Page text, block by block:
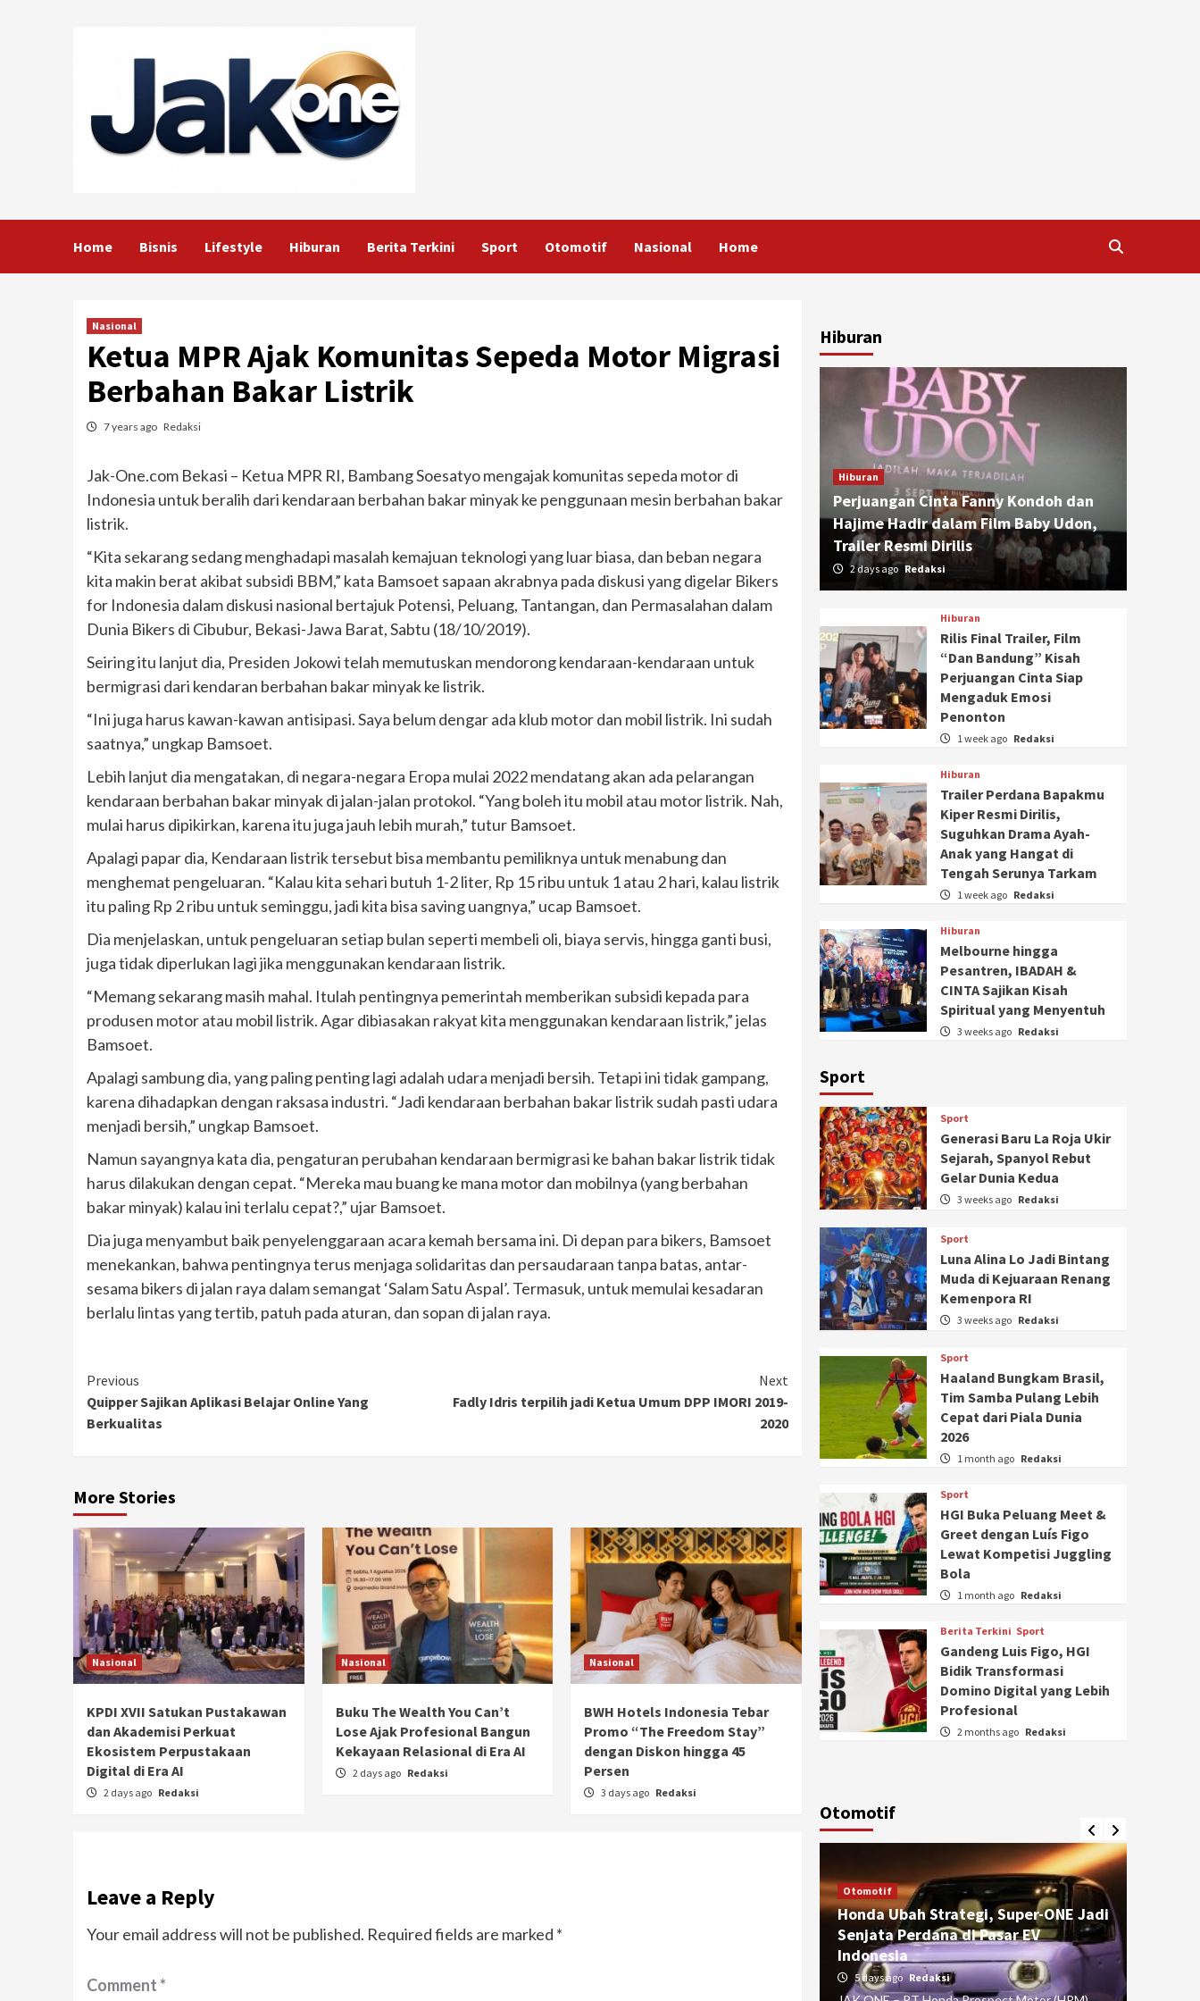
Home Bisnis Lifestyle Hiburan Berita Terkini Sport Otomotif Nasional Home
Nasional
Ketua MPR Ajak Komunitas Sepeda Motor Migrasi
Berbahan Bakar Listrik
7 years ago Redaksi
Jak-One.com Bekasi – Ketua MPR RI, Bambang Soesatyo mengajak komunitas sepeda motor di
Indonesia untuk beralih dari kendaraan berbahan bakar minyak ke penggunaan mesin berbahan bakar
listrik.
“Kita sekarang sedang menghadapi masalah kemajuan teknologi yang luar biasa, dan beban negara
kita makin berat akibat subsidi BBM,” kata Bamsoet sapaan akrabnya pada diskusi yang digelar Bikers
for Indonesia dalam diskusi nasional bertajuk Potensi, Peluang, Tantangan, dan Permasalahan dalam
Dunia Bikers di Cibubur, Bekasi-Jawa Barat, Sabtu (18/10/2019).
Seiring itu lanjut dia, Presiden Jokowi telah memutuskan mendorong kendaraan-kendaraan untuk
bermigrasi dari kendaran berbahan bakar minyak ke listrik.
“Ini juga harus kawan-kawan antisipasi. Saya belum dengar ada klub motor dan mobil listrik. Ini sudah
saatnya,” ungkap Bamsoet.
Lebih lanjut dia mengatakan, di negara-negara Eropa mulai 2022 mendatang akan ada pelarangan
kendaraan berbahan bakar minyak di jalan-jalan protokol. “Yang boleh itu mobil atau motor listrik. Nah,
mulai harus dipikirkan, karena itu juga jauh lebih murah,” tutur Bamsoet.
Apalagi papar dia, Kendaraan listrik tersebut bisa membantu pemiliknya untuk menabung dan
menghemat pengeluaran. “Kalau kita sehari butuh 1-2 liter, Rp 15 ribu untuk 1 atau 2 hari, kalau listrik
itu paling Rp 2 ribu untuk seminggu, jadi kita bisa saving uangnya,” ucap Bamsoet.
Dia menjelaskan, untuk pengeluaran setiap bulan seperti membeli oli, biaya servis, hingga ganti busi,
juga tidak diperlukan lagi jika menggunakan kendaraan listrik.
“Memang sekarang masih mahal. Itulah pentingnya pemerintah memberikan subsidi ‎kepada para
produsen motor atau mobil listrik. Agar dibiasakan rakyat kita menggunakan kendaraan listrik,” jelas
Bamsoet.
Apalagi sambung dia, yang paling penting lagi adalah udara menjadi bersih. Tetapi ini tidak gampang,
karena dihadapkan dengan raksasa industri. “Jadi kendaraan berbahan bakar listrik sudah pasti udara
menjadi bersih,” ungkap Bamsoet.
Namun sayangnya kata dia, pengaturan perubahan kendaraan bermigrasi ke bahan bakar listrik tidak
harus dilakukan dengan cepat. “Mereka mau buang ke mana motor dan mobilnya (yang berbahan
bakar minyak) kalau ini terlalu cepat?,” ujar Bamsoet.
Dia juga menyambut baik penyelenggaraan acara kemah bersama ini. Di depan para bikers, Bamsoet
menekankan, bahwa pentingnya terus menjaga solidaritas dan persaudaraan tanpa batas, antar-
sesama bikers di jalan raya dalam semangat ‘Salam Satu Aspal’. Termasuk, untuk memulai kesadaran
berlalu lintas yang tertib, patuh pada aturan, dan sopan di jalan raya.
Continue
Reading
Previous
Quipper Sajikan Aplikasi Belajar Online Yang
Berkualitas
Next
Fadly Idris terpilih jadi Ketua Umum DPP IMORI 2019-
2020
More Stories
Nasional
KPDI XVII Satukan Pustakawan
dan Akademisi Perkuat
Ekosistem Perpustakaan
Digital di Era AI
2 days ago Redaksi
Nasional
Buku The Wealth You Can’t
Lose Ajak Profesional Bangun
Kekayaan Relasional di Era AI
2 days ago Redaksi
Nasional
BWH Hotels Indonesia Tebar
Promo “The Freedom Stay”
dengan Diskon hingga 45
Persen
3 days ago Redaksi
Leave a Reply
Your email address will not be published. Required fields are marked *
Comment*
Hiburan
Hiburan
Perjuangan Cinta Fanny Kondoh dan
Hajime Hadir dalam Film Baby Udon,
Trailer Resmi Dirilis
2 days ago Redaksi
Hiburan
Rilis Final Trailer, Film
“Dan Bandung” Kisah
Perjuangan Cinta Siap
Mengaduk Emosi
Penonton
1 week ago Redaksi
Hiburan
Trailer Perdana Bapakmu
Kiper Resmi Dirilis,
Suguhkan Drama Ayah-
Anak yang Hangat di
Tengah Serunya Tarkam
1 week ago Redaksi
Hiburan
Melbourne hingga
Pesantren, IBADAH &
CINTA Sajikan Kisah
Spiritual yang Menyentuh
3 weeks ago Redaksi
Sport
Sport
Generasi Baru La Roja Ukir
Sejarah, Spanyol Rebut
Gelar Dunia Kedua
3 weeks ago Redaksi
Sport
Luna Alina Lo Jadi Bintang
Muda di Kejuaraan Renang
Kemenpora RI
3 weeks ago Redaksi
Sport
Haaland Bungkam Brasil,
Tim Samba Pulang Lebih
Cepat dari Piala Dunia
2026
1 month ago Redaksi
Sport
HGI Buka Peluang Meet &
Greet dengan Luís Figo
Lewat Kompetisi Juggling
Bola
1 month ago Redaksi
Berita Terkini Sport
Gandeng Luis Figo, HGI
Bidik Transformasi
Domino Digital yang Lebih
Profesional
2 months ago Redaksi
Otomotif
Ducati Collezione 100 Debut di
Otomotif
Honda Ubah Strategi, Super-ONE Jadi
Senjata Perdana di Pasar EV
Indonesia
5 days ago Redaksi